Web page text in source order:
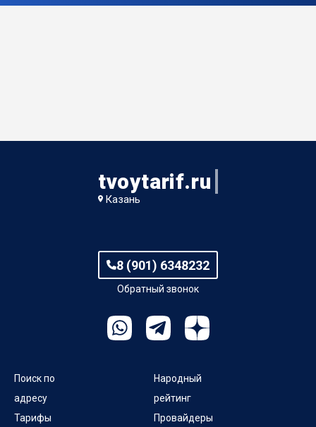
tvoytarif.ru
Казань
8 (901) 6348232
Обратный звонок
Поиск по
адресу
Тарифы
Народный
рейтинг
Провайдеры